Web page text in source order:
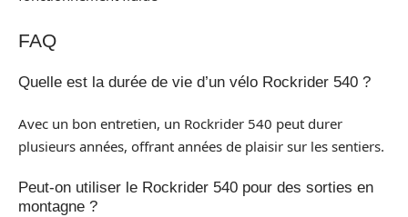
FAQ
Quelle est la durée de vie d’un vélo Rockrider 540 ?
Avec un bon entretien, un Rockrider 540 peut durer
plusieurs années, offrant années de plaisir sur les sentiers.
Peut-on utiliser le Rockrider 540 pour des sorties en
montagne ?